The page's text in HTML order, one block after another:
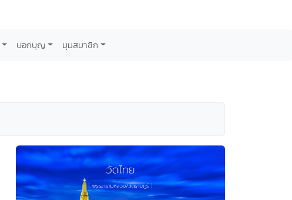
บอกบุญ มุมสมาชิก